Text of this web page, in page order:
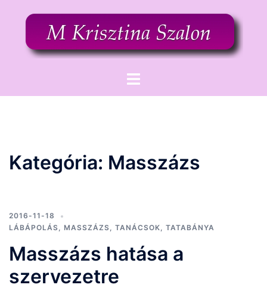
Toggle
Kategória: Masszázs
2016-11-18
LÁBÁPOLÁS, MASSZÁZS, TANÁCSOK, TATABÁNYA
Masszázs hatása a
szervezetre